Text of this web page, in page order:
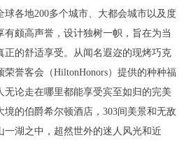
球各地200多个城市、大都会城市以及度
颇高声誉，设计独树一帜，旨在为当
正的舒适享受。从闻名遐迩的现烤巧克
誉客会（HiltonHonors）提供的种种福
无论走在哪里都能享受宾至如归的完美
的伯爵希尔顿酒店，303间美景和无敌
一湖之中，超然世外的迷人风光和近